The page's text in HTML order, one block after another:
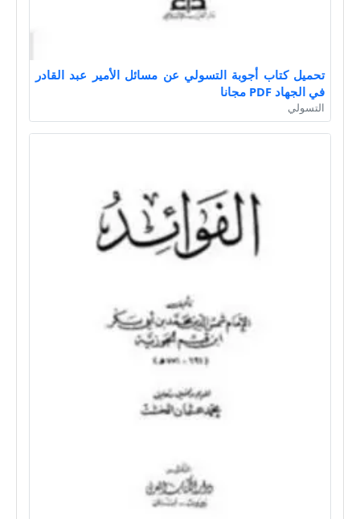
تحميل كتاب أجوبة التسولي عن مسائل الأمير عبد القادر
في الجهاد PDF مجانا
التسولي